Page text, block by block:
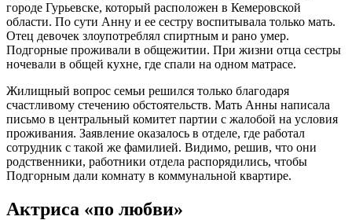
городе Гурьевске, который расположен в Кемеровской
области. По сути Анну и ее сестру воспитывала только мать.
Отец девочек злоупотреблял спиртным и рано умер.
Подгорные проживали в общежитии. При жизни отца сестры
ночевали в общей кухне, где спали на одном матрасе.
Жилищный вопрос семьи решился только благодаря
счастливому стечению обстоятельств. Мать Анны написала
письмо в центральный комитет партии с жалобой на условия
проживания. Заявление оказалось в отделе, где работал
сотрудник с такой же фамилией. Видимо, решив, что они
родственники, работники отдела распорядились, чтобы
Подгорным дали комнату в коммунальной квартире.
Актриса «по любви»